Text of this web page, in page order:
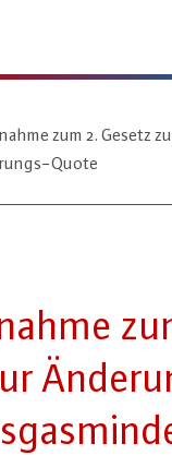
zum 2. Gesetz
Quote